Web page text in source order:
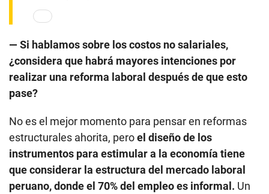
— Si hablamos sobre los costos no salariales,
¿considera que habrá mayores intenciones por
realizar una reforma laboral después de que esto
pase?
No es el mejor momento para pensar en reformas
estructurales ahorita, peroel diseño de los
instrumentos para estimular a la economía tiene
que considerar la estructura del mercado laboral
peruano, donde el 70% del empleo es informal. Un